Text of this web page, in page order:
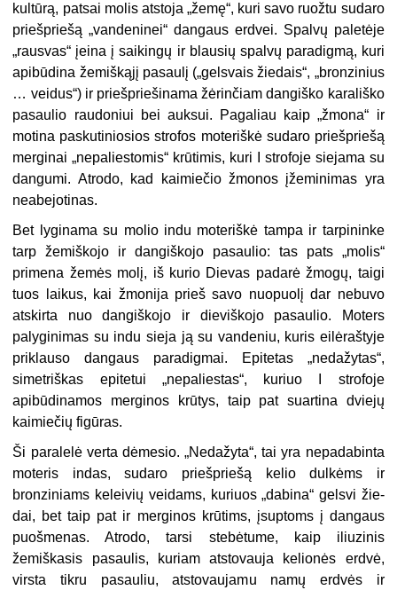
kultūrą, patsai molis atstoja „žemę“, kuri savo ruožtu sudaro
priešpriešą „vandeninei“ dangaus erdvei. Spalvų paletėje
„rausvas“ įeina į saikingų ir blausių spalvų paradigmą, kuri
api­būdina žemiškąjį pasaulį („gelsvais žiedais“, „bronzinius
… veidus“) ir priešpriešinama žėrinčiam dangiško karališko
pasaulio raudoniui bei auksui. Pagaliau kaip „žmona“ ir
motina paskutiniosios strofos moteriškė sudaro priešpriešą
merginai „nepaliestomis“ krūtimis, kuri I strofoje siejama su
dangumi. Atrodo, kad kaimiečio žmonos įžeminimas yra
neabejotinas.
Bet lyginama su molio indu moteriškė tampa ir tarpininke
tarp žemiškojo ir dangiš­kojo pasaulio: tas pats „molis“
primena žemės molį, iš kurio Dievas padarė žmogų, taigi
tuos laikus, kai žmonija prieš savo nuopuolį dar nebuvo
atskirta nuo dangiškojo ir die­viškojo pasaulio. Moters
palyginimas su indu sieja ją su vandeniu, kuris eilėraštyje
pri­klauso dangaus paradigmai. Epitetas „nedažytas“,
simetriškas epitetui „nepaliestas“, kuriuo I strofoje
apibūdinamos merginos krūtys, taip pat suartina dviejų
kaimiečių figū­ras.
Ši paralelė verta dėmesio. „Nedažyta“, tai yra nepadabinta
moteris indas, sudaro priešpriešą kelio dulkėms ir
bronziniams keleivių veidams, kuriuos „dabina“ gelsvi žie­
dai, bet taip pat ir merginos krūtims, įsuptoms į dangaus
puošmenas. Atrodo, tarsi stebėtume, kaip iliuzinis
žemiškasis pasaulis, kuriam atstovauja kelionės erdvė,
virsta tikru pasauliu, atstovaujamu namų erdvės ir